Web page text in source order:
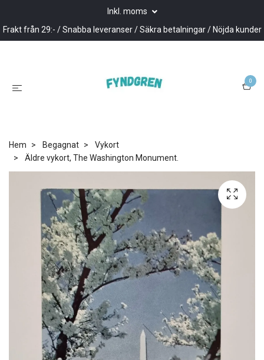
Inkl. moms
Frakt från 29:- / Snabba leveranser / Säkra betalningar / Nöjda kunder
0
Hem Begagnat
Vykort
Äldre vykort, The Washington Monument.